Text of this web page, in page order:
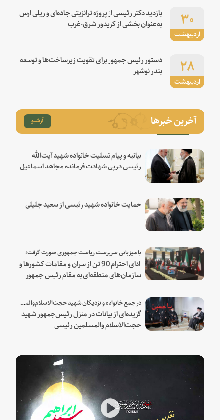
اردیبهشت
۳۰
بازدید دکتر رئیسی از پروژه ترانزیتی جاده‌ای و ریلی ارس
به‌عنوان بخشی از کریدور شرق-غرب
اردیبهشت
۲۸
دستور رئیس جمهور برای تقویت زیرساخت‌ها و توسعه
بندر نوشهر
آخرین خبرها آرشیو
بیانیه و پیام تسلیت خانواده شهید آیت‌الله
رئیسی درپی شهادت فرمانده مجاهد اسماعیل
حمایت خانواده شهید رئیسی از سعید جلیلی
با میزبانی سرپرست ریاست جمهوری صورت گرفت؛
ادای احترام 90 تن از سران و مقامات کشورها و
سازمان‌های منطقه‌ای به مقام رئیس جمهور
در جمع خانواده و نزدیکان شهید حجت‌الاسلام‌والمسلمین رئیسی:
گزیده‌ای از بیانات در منزل رئیس‌جمهور شهید
حجت‌الاسلام والمسلمین رئیسی